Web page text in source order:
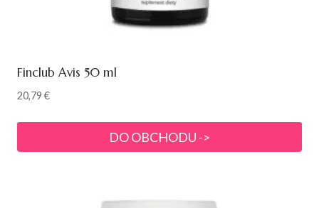
Finclub Avis 50 ml
20,79€
DO OBCHODU ->